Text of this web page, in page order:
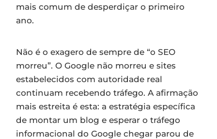
mais comum de desperdiçar o primeiro
ano.
Não é o exagero de sempre de “o SEO
morreu”. O Google não morreu e sites
estabelecidos com autoridade real
continuam recebendo tráfego. A afirmação
mais estreita é esta: a estratégia específica
de montar um blog e esperar o tráfego
informacional do Google chegar parou de